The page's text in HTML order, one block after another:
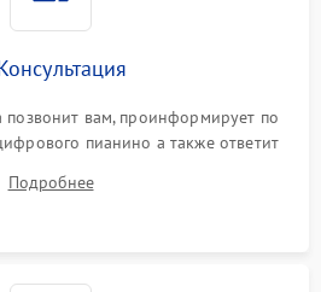
вам, проинформирует по
пианино а также ответит
Подробнее